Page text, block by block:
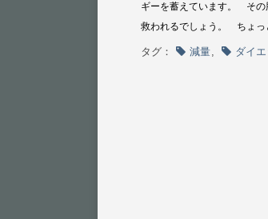
ギーを蓄えています。 その
救われるでしょう。 ちょっ
タグ： 減量, ダイエ